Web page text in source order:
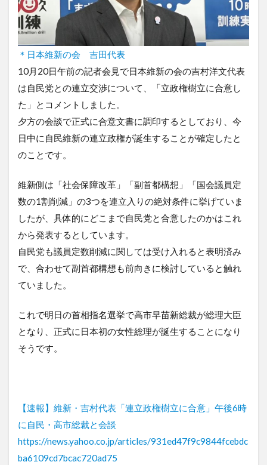
＊日本維新の会 吉田代表
10月20日午前の記者会見で日本維新の会の吉村洋文代表
は自民党との連立交渉について、「立政権樹立に合意し
た」とコメントしました。
夕方の会談で正式に合意文書に調印するとしており、今
日中に自民維新の連立政権が誕生することが確定したと
のことです。
維新側は「社会保障改革」「副首都構想」「国会議員定
数の1割削減」の3つを連立入りの絶対条件に挙げていま
したが、具体的にどこまで自民党と合意したのかはこれ
から発表するとしています。
自民党も議員定数削減に関しては受け入れると表明済み
で、合わせて副首都構想も前向きに検討していると触れ
ていました。
これで明日の首相指名選挙で高市早苗新総裁が総理大臣
となり、正式に日本初の女性総理が誕生することになり
そうです。
【速報】維新・吉村代表「連立政権樹立に合意」午後6時
に自民・高市総裁と会談
https://news.yahoo.co.jp/articles/931ed47f9c9844fcebdc
ba6109cd7bcac720ad75